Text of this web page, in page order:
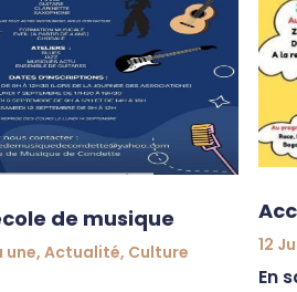
de musique
une, Actualité, Culture 12
En